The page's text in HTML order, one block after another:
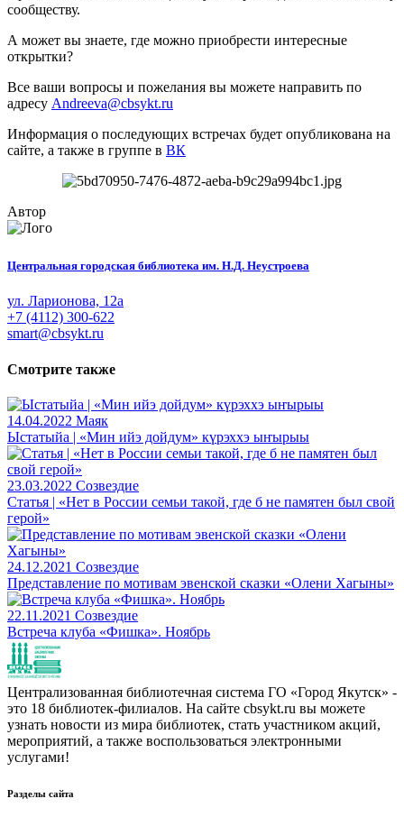
сообществу.
А может вы знаете, где можно приобрести интересные
открытки?
Все ваши вопросы и пожелания вы можете направить по
адресу Andreeva@cbsykt.ru
Информация о последующих встречах будет опубликована на
сайте, а также в группе в ВК
Автор
Центральная городская библиотека им. Н.Д. Неустроева
ул. Ларионова, 12а
+7 (4112) 300-622
smart@cbsykt.ru
Смотрите также
14.04.2022 Маяк
Ыстатыйа | «Мин ийэ дойдум» күрэххэ ыҥырыы
23.03.2022 Созвездие
Статья | «Нет в России семьи такой, где б не памятен был свой
герой»
24.12.2021 Созвездие
Представление по мотивам эвенской сказки «Олени Хагыны»
22.11.2021 Созвездие
Встреча клуба «Фишка». Ноябрь
Централизованная библиотечная система ГО «Город Якутск» -
это 18 библиотек-филиалов. На сайте cbsykt.ru вы можете
узнать новости из мира библиотек, стать участником акций,
мероприятий, а также воспользоваться электронными
услугами!
Разделы сайта